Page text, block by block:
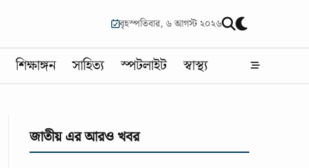
বৃহস্পতিবার, ৬ আগস্ট ২০২৬
শিক্ষাঙ্গন সাহিত্য স্পটলাইট স্বাস্থ্য
জাতীয় এর আরও খবর